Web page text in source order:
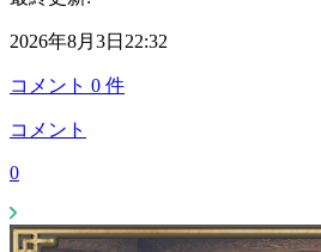
2026年8月3日22:32
コメント 0 件
コメント
0